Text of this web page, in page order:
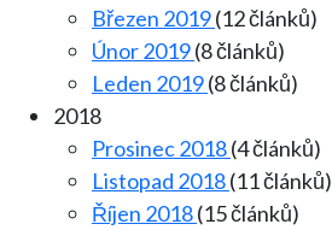
Březen 2019(12 článků)
Únor 2019(8 článků)
Leden 2019(8 článků)
2018
Prosinec 2018(4 článků)
Listopad 2018(11 článků)
Říjen 2018(15 článků)